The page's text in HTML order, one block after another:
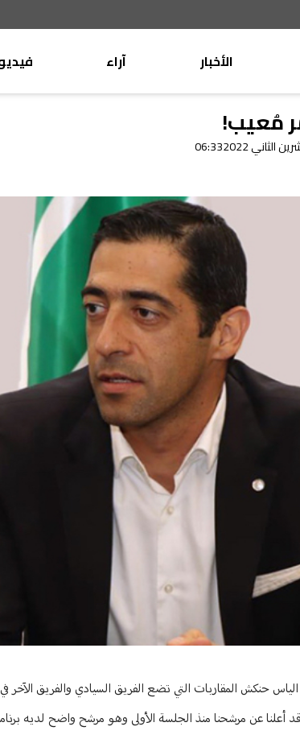
الأخبار
عربي دولي
خاص
من لبنان
ثقافة ومجتمع
منوعات
آراء
منبر
مختارات
صحافة
أجنبية
بريد
القرّاء
مُعيب!
06:33
حنكش المقاربات التي تضع الفريق السيادي والفريق
وقد أعلنا عن مرشحنا منذ الجلسة الأولى وهو مرشح واضح